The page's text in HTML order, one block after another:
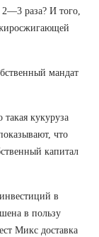
раза? И того,
мандат
кукуруза
что
капитал
в
в пользу
Микс доставка